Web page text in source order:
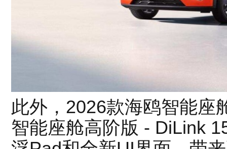
此外，2026款海鸥智能座
智能座舱高阶版 - DiLink